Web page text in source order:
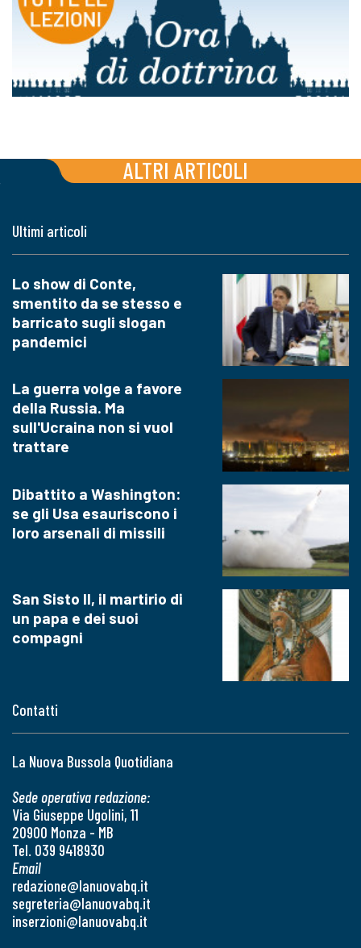
ALTRI ARTICOLI
Contatti
La Nuova Bussola Quotidiana
Sede operativa redazione:
Via Giuseppe Ugolini, 11
20900 Monza - MB
Tel. 039 9418930
Email
redazione@lanuovabq.it
segreteria@lanuovabq.it
inserzioni@lanuovabq.it
Ultimi articoli
Lo show di Conte,
smentito da se stesso e
barricato sugli slogan
pandemici
La guerra volge a favore
della Russia. Ma
sull'Ucraina non si vuol
trattare
Dibattito a Washington:
se gli Usa esauriscono i
loro arsenali di missili
San Sisto II, il martirio di
un papa e dei suoi
compagni